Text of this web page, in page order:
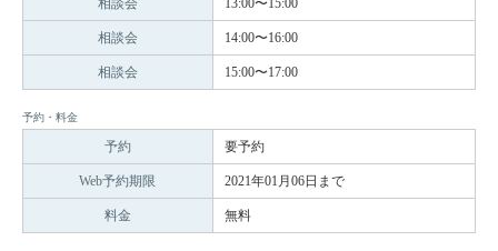
相談会 13:00〜15:00
相談会 14:00〜16:00
相談会 15:00〜17:00
予約・料金
予約 要予約
Web予約期限 2021年01月06日まで
料金 無料